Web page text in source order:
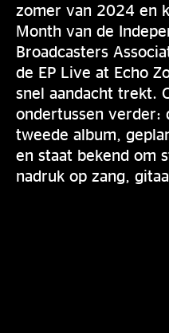
zomer van 2024 en
Month van de
Broadcasters
de EP Live at Echo
snel aandacht trekt.
ondertussen verder:
tweede album,
en staat bekend om
nadruk op zang,